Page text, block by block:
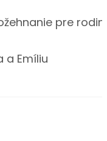
pre
a Emíliu